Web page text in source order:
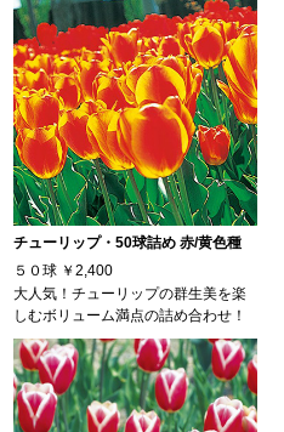
チューリップ・50球詰め 赤/黄色種
５０球 ￥2,400
大人気！チューリップの群生美を楽
しむボリューム満点の詰め合わせ！